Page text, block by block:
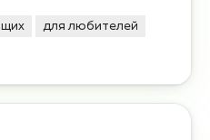
для любителей